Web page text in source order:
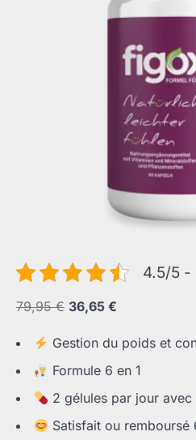
4.5/5 -
79,95€ Le
initial
était :
36,65 €
actuel
est :
Gestion du poids et
Formule 6 en 1
2 gélules par jour avec
Satisfait ou remboursé